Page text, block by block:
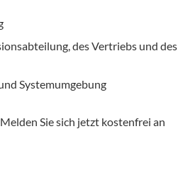
des Vertriebs und des
Systemumgebung
Sie sich jetzt kostenfrei an